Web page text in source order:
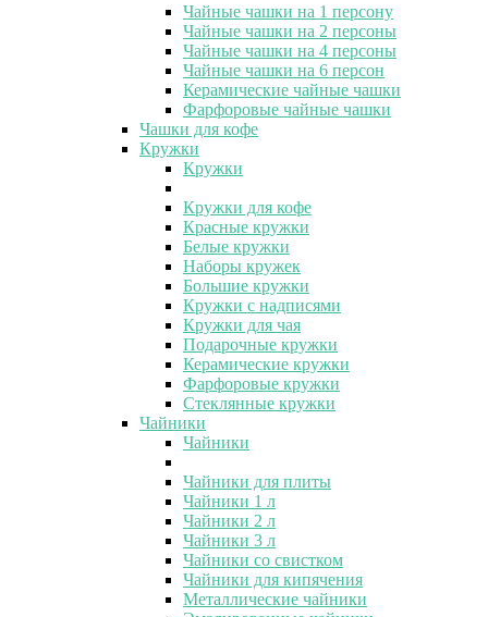
Чайные чашки на 1 персону
Чайные чашки на 2 персоны
Чайные чашки на 4 персоны
Чайные чашки на 6 персон
Керамические чайные чашки
Фарфоровые чайные чашки
Чашки для кофе
Кружки
Кружки
Кружки для кофе
Красные кружки
Белые кружки
Наборы кружек
Большие кружки
Кружки с надписями
Кружки для чая
Подарочные кружки
Керамические кружки
Фарфоровые кружки
Стеклянные кружки
Чайники
Чайники
Чайники для плиты
Чайники 1 л
Чайники 2 л
Чайники 3 л
Чайники со свистком
Чайники для кипячения
Металлические чайники